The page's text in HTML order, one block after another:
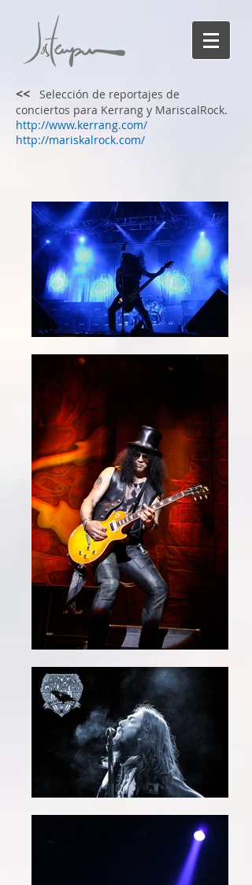
<<
Selección de reportajes de
conciertos para Kerrang y MariscalRock.
http://www.kerrang.com/
http://mariskalrock.com/